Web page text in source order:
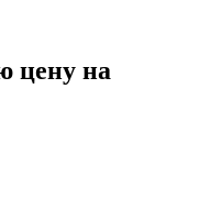
цену на